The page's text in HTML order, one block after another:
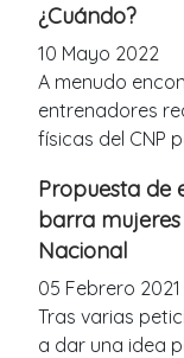
¿Cuándo?
10 Mayo 2022
A menudo
entrenadores
físicas del CNP
Propuesta de
barra
Nacional
05 Febrero 2021
Tras varias
a dar una idea